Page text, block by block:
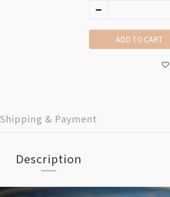
ADD TO CART
Shipping & Payment
Description